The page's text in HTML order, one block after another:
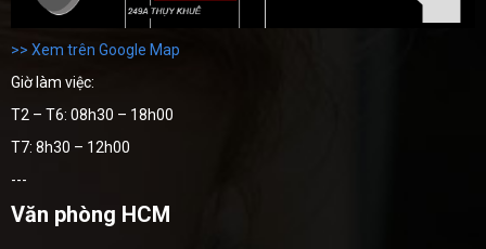
>> Xem trên Google Map
Giờ làm việc:
T2 – T6: 08h30 – 18h00
T7: 8h30 – 12h00
---
Văn phòng HCM